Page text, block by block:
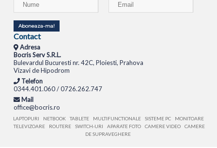
Aboneaza-ma!
Contact
Adresa
Bocris Serv S.R.L.
Bulevardul Bucuresti nr. 42C, Ploiesti, Prahova
Vizavi de Hipodrom
Telefon
0344.401.060 / 0726.262.747
Mail
office@bocris.ro
LAPTOPURI NETBOOK TABLETE MULTIFUNCTIONALE SISTEME PC
MONITOARE
TELEVIZOARE
ROUTERE SWITCH-URI APARATE FOTO CAMERE VIDEO
CAMERE
DE SUPRAVEGHERE